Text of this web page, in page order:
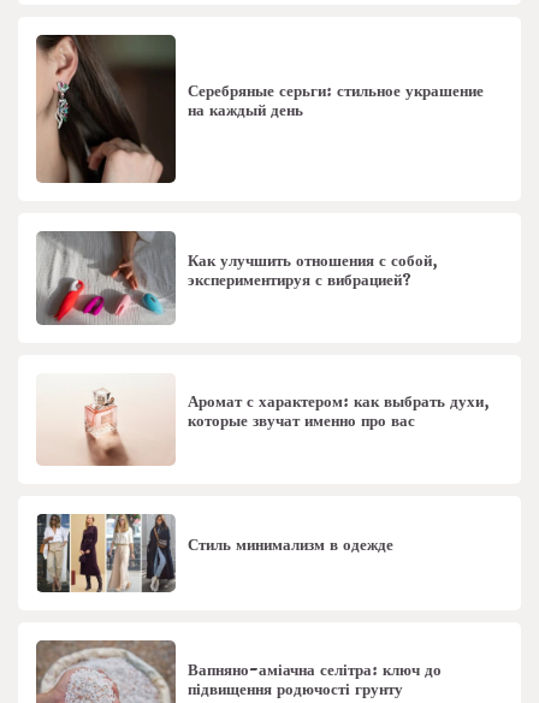
Серебряные серьги: стильное украшение
на каждый день
Как улучшить отношения с собой,
экспериментируя с вибрацией?
Аромат с характером: как выбрать духи,
которые звучат именно про вас
Стиль минимализм в одежде
Вапняно-аміачна селітра: ключ до
підвищення родючості грунту